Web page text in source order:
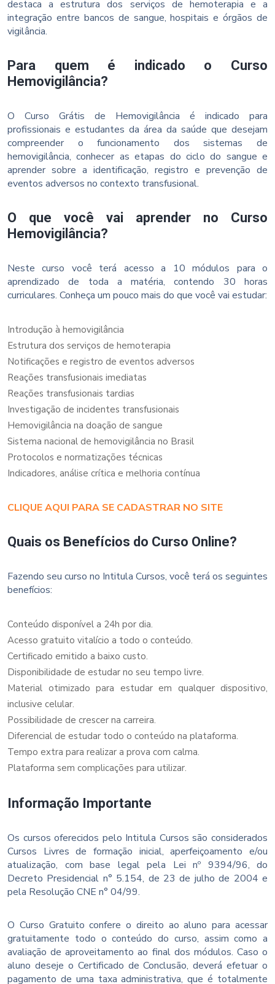
destaca a estrutura dos serviços de hemoterapia e a
integração entre bancos de sangue, hospitais e órgãos de
vigilância.
Para quem é indicado o Curso
Hemovigilância?
O Curso Grátis de Hemovigilância é indicado para
profissionais e estudantes da área da saúde que desejam
compreender o funcionamento dos sistemas de
hemovigilância, conhecer as etapas do ciclo do sangue e
aprender sobre a identificação, registro e prevenção de
eventos adversos no contexto transfusional.
O que você vai aprender no Curso
Hemovigilância?
Neste curso você terá acesso a 10 módulos para o
aprendizado de toda a matéria, contendo 30 horas
curriculares. Conheça um pouco mais do que você vai estudar:
Introdução à hemovigilância
Estrutura dos serviços de hemoterapia
Notificações e registro de eventos adversos
Reações transfusionais imediatas
Reações transfusionais tardias
Investigação de incidentes transfusionais
Hemovigilância na doação de sangue
Sistema nacional de hemovigilância no Brasil
Protocolos e normatizações técnicas
Indicadores, análise crítica e melhoria contínua
CLIQUE AQUI PARA SE CADASTRAR NO SITE
Quais os Benefícios do Curso Online?
Fazendo seu curso no Intitula Cursos, você terá os seguintes
benefícios:
Conteúdo disponível a 24h por dia.
Acesso gratuito vitalício a todo o conteúdo.
Certificado emitido a baixo custo.
Disponibilidade de estudar no seu tempo livre.
Material otimizado para estudar em qualquer dispositivo,
inclusive celular.
Possibilidade de crescer na carreira.
Diferencial de estudar todo o conteúdo na plataforma.
Tempo extra para realizar a prova com calma.
Plataforma sem complicações para utilizar.
Informação Importante
Os cursos oferecidos pelo Intitula Cursos são considerados
Cursos Livres de formação inicial, aperfeiçoamento e/ou
atualização, com base legal pela Lei nº 9394/96, do
Decreto Presidencial n° 5.154, de 23 de julho de 2004 e
pela Resolução CNE n° 04/99.
O Curso Gratuito confere o direito ao aluno para acessar
gratuitamente todo o conteúdo do curso, assim como a
avaliação de aproveitamento ao final dos módulos. Caso o
aluno deseje o Certificado de Conclusão, deverá efetuar o
pagamento de uma taxa administrativa, que é totalmente